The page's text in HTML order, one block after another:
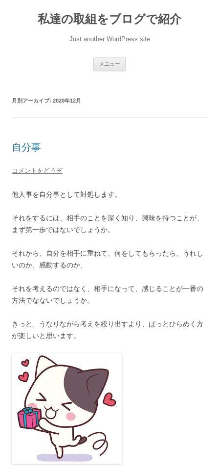
私達の取組をブログで紹介
Just another WordPress site
メニュー
月別アーカイブ: 2020年12月
自分事
コメントをどうぞ
他人事を自分事として対処します。
それをするには、相手のことを深く知り、興味を持つことが、
まず第一歩ではないでしょうか。
それから、自分を相手に重ねて、何をしてもらったら、うれし
いのか、感動するのか、
それを考えるのではなく、相手になって、感じることが一番の
方法でなないでしょうか。
きっと、うなりながら考えを絞り出すより、ぱっとひらめく方
が楽しいと思います。